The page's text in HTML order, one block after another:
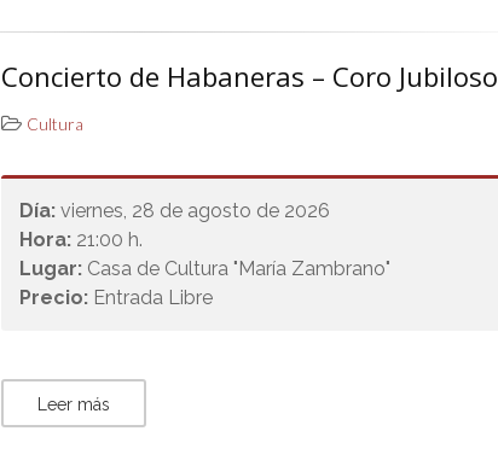
Concierto de Habaneras – Coro Jubiloso
Cultura
Día:viernes, 28 de agosto de 2026
Hora: 21:00 h.
Lugar: Casa de Cultura "María Zambrano"
Precio: Entrada Libre
Leer más